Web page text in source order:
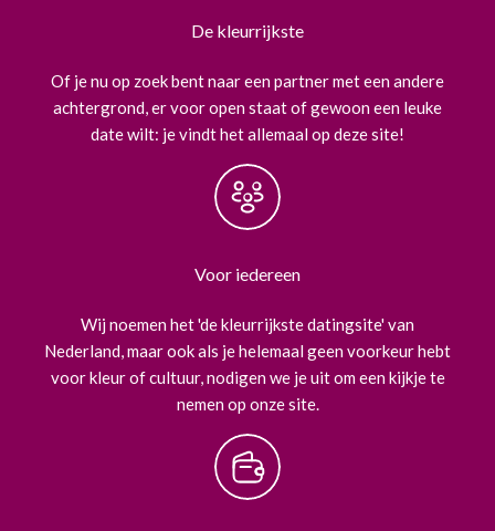
De kleurrijkste
Of je nu op zoek bent naar een partner met een andere
achtergrond, er voor open staat of gewoon een leuke
date wilt: je vindt het allemaal op deze site!
Voor iedereen
Wij noemen het 'de kleurrijkste datingsite' van
Nederland, maar ook als je helemaal geen voorkeur hebt
voor kleur of cultuur, nodigen we je uit om een kijkje te
nemen op onze site.